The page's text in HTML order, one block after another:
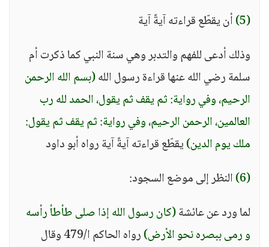
(5)
أن يقطّع قراءته آيةً آية
وذلك أدعى للفهم والتدبر وهي سنة النبي كما ذكرت أم
سلمة رضي الله عنها قراءة رسول الله(بسم الله الرحمن
الرحيم، وفي رواية: ثم يقف ثم يقول، الحمد لله رب
العالمين، الرحمن الرحيم، وفي رواية: ثم يقف ثم يقول:
ملك يوم الدين)يقطّع قراءته آيةً آية رواه أبو داود
(6)
النظر إلى موضع السجود:
لما ورد عن عائشة(كان رسول الله إذا صلى طأطأ رأسه
و رمى ببصره نحو الأرض)
رواه الحاكم ا/479 وقال